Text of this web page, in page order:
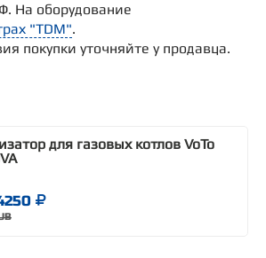
На оборудование
"TDM".
покупки уточняйте у продавца.
для газовых котлов VoTo